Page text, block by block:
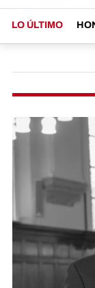
LO ÚLTIMO